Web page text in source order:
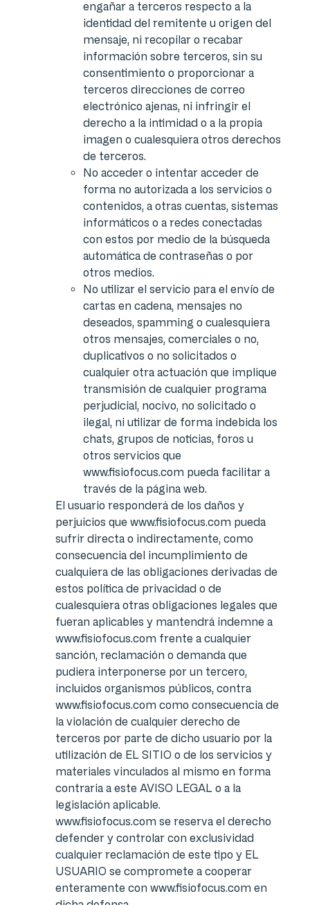
engañar a terceros respecto a la
identidad del remitente u origen del
mensaje, ni recopilar o recabar
información sobre terceros, sin su
consentimiento o proporcionar a
terceros direcciones de correo
electrónico ajenas, ni infringir el
derecho a la intimidad o a la propia
imagen o cualesquiera otros derechos
de terceros.
No acceder o intentar acceder de
forma no autorizada a los servicios o
contenidos, a otras cuentas, sistemas
informáticos o a redes conectadas
con estos por medio de la búsqueda
automática de contraseñas o por
otros medios.
No utilizar el servicio para el envío de
cartas en cadena, mensajes no
deseados, spamming o cualesquiera
otros mensajes, comerciales o no,
duplicativos o no solicitados o
cualquier otra actuación que implique
transmisión de cualquier programa
perjudicial, nocivo, no solicitado o
ilegal, ni utilizar de forma indebida los
chats, grupos de noticias, foros u
otros servicios que
www.fisiofocus.com pueda facilitar a
través de la página web.
El usuario responderá de los daños y
perjuicios que www.fisiofocus.com pueda
sufrir directa o indirectamente, como
consecuencia del incumplimiento de
cualquiera de las obligaciones derivadas de
estos política de privacidad o de
cualesquiera otras obligaciones legales que
fueran aplicables y mantendrá indemne a
www.fisiofocus.com frente a cualquier
sanción, reclamación o demanda que
pudiera interponerse por un tercero,
incluidos organismos públicos, contra
www.fisiofocus.com como consecuencia de
la violación de cualquier derecho de
terceros por parte de dicho usuario por la
utilización de EL SITIO o de los servicios y
materiales vinculados al mismo en forma
contraria a este AVISO LEGAL o a la
legislación aplicable.
www.fisiofocus.com se reserva el derecho
defender y controlar con exclusividad
cualquier reclamación de este tipo y EL
USUARIO se compromete a cooperar
enteramente con www.fisiofocus.com en